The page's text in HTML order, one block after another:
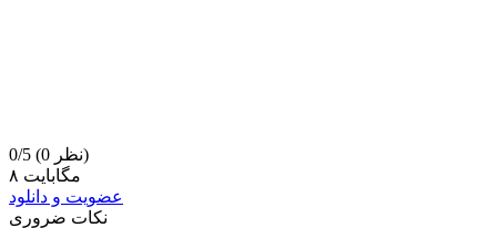
0/5
(0 نظر)
۸ مگابایت
عضویت و دانلود
نکات ضروری